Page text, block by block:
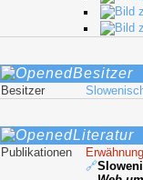
Besitzer
Besitzer
Literatur
Publikationen
🔗